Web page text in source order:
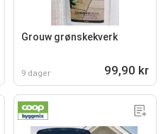
Grouw grønskekverk
9 dager 99,90 kr